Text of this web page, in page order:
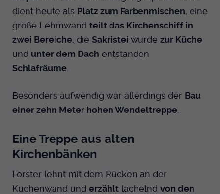
dient heute als Platz zum Farbenmischen, eine
große Lehmwand teilt das Kirchenschiff in
zwei Bereiche, die Sakristei wurde zur Küche
und unter dem Dach entstanden
Schlafräume.
Besonders aufwendig war allerdings der Bau
einer zehn Meter hohen Wendeltreppe.
Eine Treppe aus alten
Kirchenbänken
Forster lehnt mit dem Rücken an der
Küchenwand und erzählt lächelnd von den